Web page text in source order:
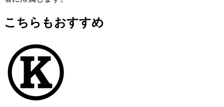
こちらもおすすめ